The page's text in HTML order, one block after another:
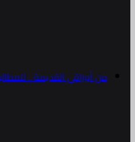
من أوراقي القديمة ..